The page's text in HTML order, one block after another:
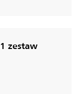
zestaw